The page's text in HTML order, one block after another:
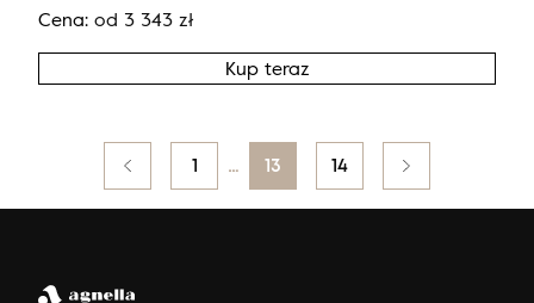
Cena: od 3 343 zł
Kup teraz
Posts
pagination
Poprzedni 1 … 13 14